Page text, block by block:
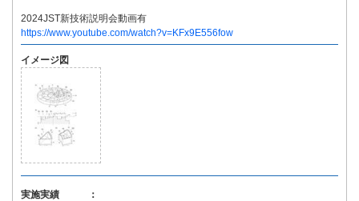
2024JST新技術説明会動画有
https://www.youtube.com/watch?v=KFx9E556fow
イメージ図
実施実績 ：